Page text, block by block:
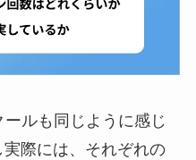
ルも同じように感じ
際には、それぞれの